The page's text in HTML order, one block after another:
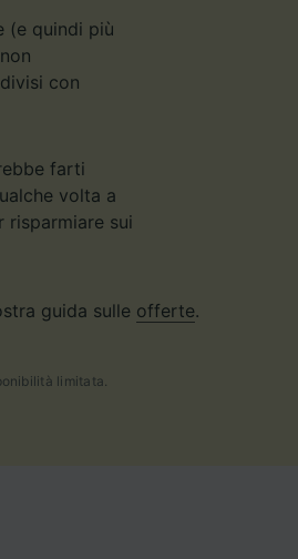
(e quindi più
con
farti
volta a
risparmiare sui
guida sulle offerte.
limitata.